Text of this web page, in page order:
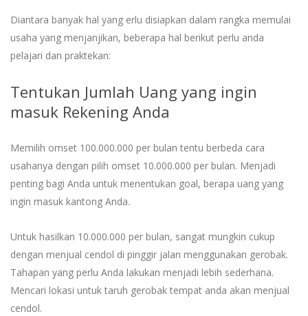
Diantara banyak hal yang erlu disiapkan dalam rangka memulai
usaha yang menjanjikan, beberapa hal berikut perlu anda
pelajari dan praktekan:
Tentukan Jumlah Uang yang ingin
masuk Rekening Anda
Memilih omset 100.000.000 per bulan tentu berbeda cara
usahanya dengan pilih omset 10.000.000 per bulan. Menjadi
penting bagi Anda untuk menentukan goal, berapa uang yang
ingin masuk kantong Anda.
Untuk hasilkan 10.000.000 per bulan, sangat mungkin cukup
dengan menjual cendol di pinggir jalan menggunakan gerobak.
Tahapan yang perlu Anda lakukan menjadi lebih sederhana.
Mencari lokasi untuk taruh gerobak tempat anda akan menjual
cendol.